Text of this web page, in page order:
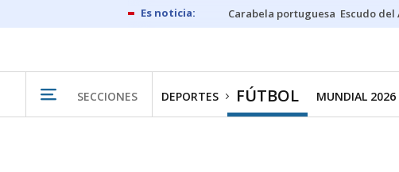
Carabela portuguesa Escudo
SECCIONES DEPORTES FÚTBOL MUNDIAL 2026